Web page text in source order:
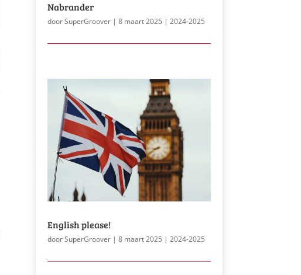
Nabrander
doorSuperGroover| 8 maart 2025 | 2024-2025
English please!
doorSuperGroover| 8 maart 2025 | 2024-2025